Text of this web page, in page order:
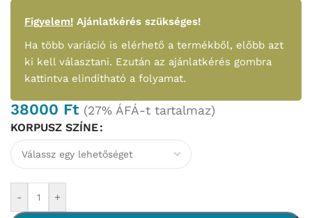
Figyelem! Ajánlatkérés szükséges!
Ha több variáció is elérhető a termékből, előbb azt
ki kell választani. Ezután az ajánlatkérés gombra
kattintva elindítható a folyamat.
38000 Ft (27% ÁFÁ-t tartalmaz)
KORPUSZ SZÍNE
- +